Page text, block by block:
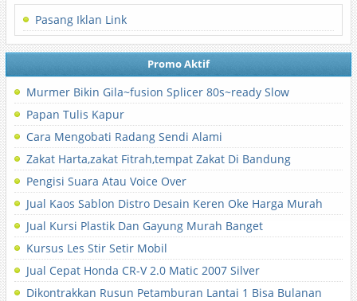
Pasang Iklan Link
Promo Aktif
Murmer Bikin Gila~fusion Splicer 80s~ready Slow
Papan Tulis Kapur
Cara Mengobati Radang Sendi Alami
Zakat Harta,zakat Fitrah,tempat Zakat Di Bandung
Pengisi Suara Atau Voice Over
Jual Kaos Sablon Distro Desain Keren Oke Harga Murah
Jual Kursi Plastik Dan Gayung Murah Banget
Kursus Les Stir Setir Mobil
Jual Cepat Honda CR-V 2.0 Matic 2007 Silver
Dikontrakkan Rusun Petamburan Lantai 1 Bisa Bulanan